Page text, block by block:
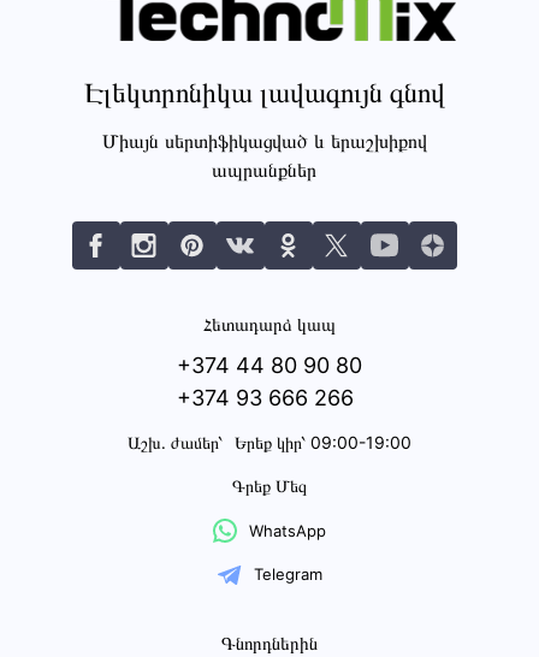
Էլեկտրոնիկա լավագույն գնով
Միայն սերտիֆիկացված և երաշխիքով
ապրանքներ
Հետադարձ կապ
+374 44 80 90 80
+374 93 666 266
Աշխ․ ժամեր՝ Երեք կիր՝ 09:00-19:00
Գրեք Մեզ
WhatsApp
Telegram
Գնորդներին